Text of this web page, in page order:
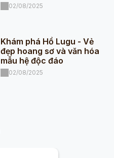
02/08/2025
Khám phá Hồ Lugu - Vẻ
đẹp hoang sơ và văn hóa
mẫu hệ độc đáo
02/08/2025